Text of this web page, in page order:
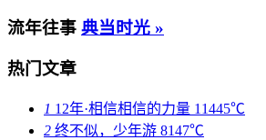
流年往事 典当时光 »
热门文章
1 12年·相信相信的力量 11445℃
2 终不似，少年游 8147℃